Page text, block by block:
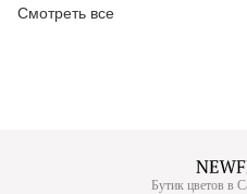
Смотреть все
Бутик цветов в